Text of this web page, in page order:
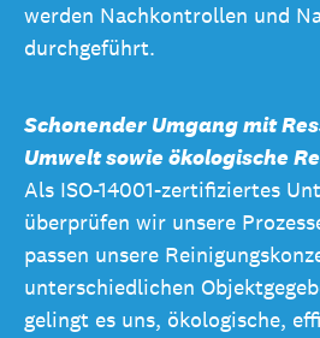
werden Nachkontrollen und
durchgeführt.
Schonender Umgang mit
Umwelt sowie ökologische
Als ISO-14001-zertifiziertes
überprüfen wir unsere
passen unsere
unterschiedlichen
gelingt es uns, ökologische,